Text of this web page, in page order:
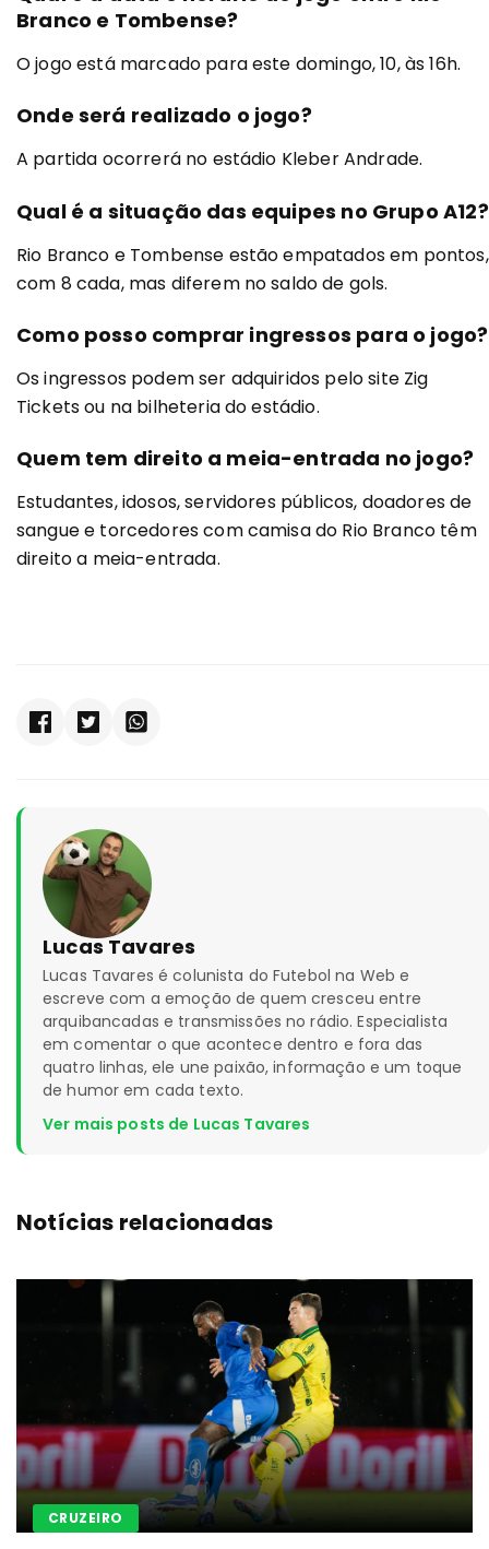
Branco e Tombense?
O jogo está marcado para este domingo, 10, às 16h.
Onde será realizado o jogo?
A partida ocorrerá no estádio Kleber Andrade.
Qual é a situação das equipes no Grupo A12?
Rio Branco e Tombense estão empatados em pontos,
com 8 cada, mas diferem no saldo de gols.
Como posso comprar ingressos para o jogo?
Os ingressos podem ser adquiridos pelo site Zig
Tickets ou na bilheteria do estádio.
Quem tem direito a meia-entrada no jogo?
Estudantes, idosos, servidores públicos, doadores de
sangue e torcedores com camisa do Rio Branco têm
direito a meia-entrada.
Lucas Tavares
Lucas Tavares é colunista do Futebol na Web e
escreve com a emoção de quem cresceu entre
arquibancadas e transmissões no rádio. Especialista
em comentar o que acontece dentro e fora das
quatro linhas, ele une paixão, informação e um toque
de humor em cada texto.
Ver mais posts de Lucas Tavares
Notícias relacionadas
CRUZEIRO